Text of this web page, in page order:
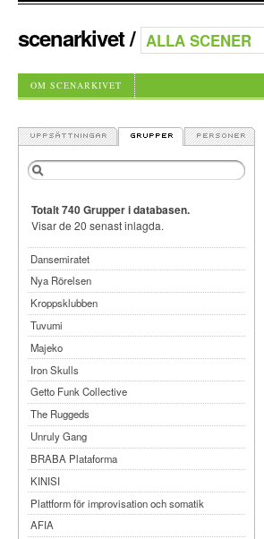
scenarkivet/
OM SCENARKIVET
Totalt 740 Grupper i databasen.
Visar de 20 senast inlagda.
Dansemiratet
Nya Rörelsen
Kroppsklubben
Tuvumi
Majeko
Iron Skulls
Getto Funk Collective
The Ruggeds
Unruly Gang
BRABA Plataforma
KINISI
Plattform för improvisation och somatik
AFIA